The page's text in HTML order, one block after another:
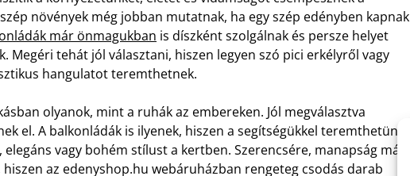
növények még jobban mutatnak, ha egy szép edényben kapnak
már önmagukban is díszként szolgálnak és persze helyet
Megéri tehát jól választani, hiszen legyen szó pici erkélyről vagy
hangulatot teremthetnek.
olyanok, mint a ruhák az embereken. Jól megválasztva
el. A balkonládák is ilyenek, hiszen a segítségükkel teremthetünk
vagy bohém stílust a kertben. Szerencsére, manapság már
az edenyshop.hu webáruházban rengeteg csodás darab